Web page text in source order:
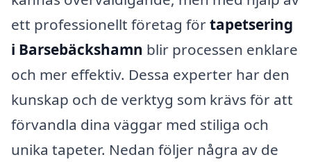
ett professionellt företag förtapetsering
i Barsebäckshamn blir processen enklare
och mer effektiv. Dessa experter har den
kunskap och de verktyg som krävs för att
förvandla dina väggar med stiliga och
unika tapeter. Nedan följer några av de